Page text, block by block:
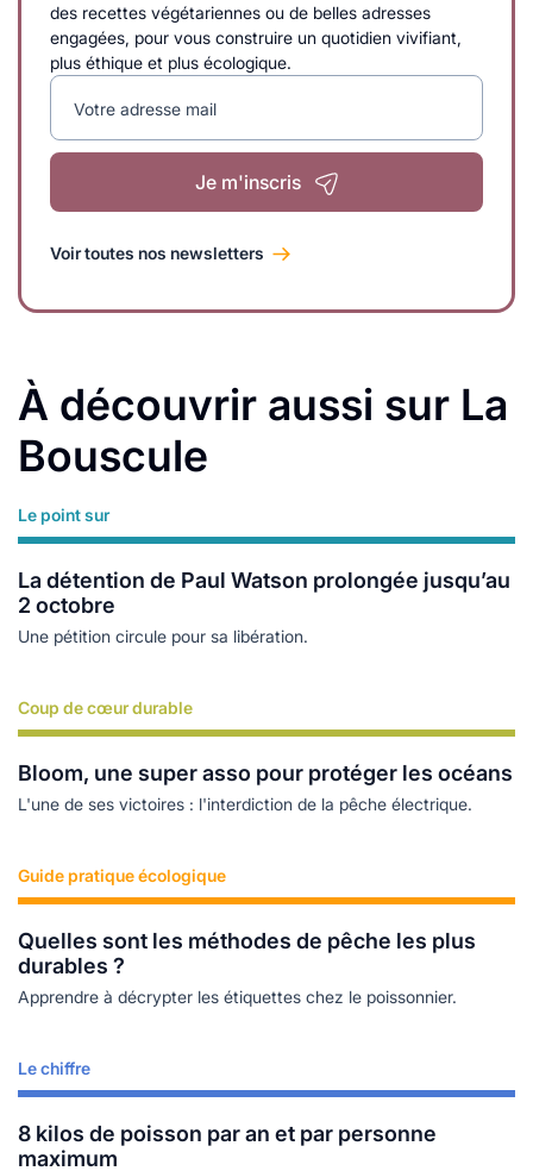
des recettes végétariennes ou de belles adresses
engagées, pour vous construire un quotidien vivifiant,
plus éthique et plus écologique.
Votre adresse mail
Je m'inscris
Voir toutes nos newsletters
À découvrir aussi sur La
Bouscule
Le point sur
La détention de Paul Watson prolongée jusqu’au
2 octobre
Une pétition circule pour sa libération.
Lire plus
Coup de cœur durable
Bloom, une super asso pour protéger les océans
L'une de ses victoires : l'interdiction de la pêche électrique.
Lire plus
Guide pratique écologique
Quelles sont les méthodes de pêche les plus
durables ?
Apprendre à décrypter les étiquettes chez le poissonnier.
Lire plus
Le chiffre
8 kilos de poisson par an et par personne
maximum
Lire plus